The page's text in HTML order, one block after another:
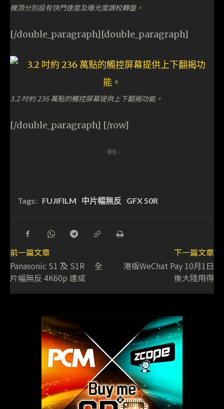
機頂分別設有快門速度及曝光度調校轉盤。
[/double_paragraph][double_paragraph]
3.2 吋約 236 萬點的觸控屏幕提供上下翻揭功能。
[/double_paragraph] [/row]
- 廣告 -
Tags: FUJIFILM 中片幅無反 GFX 50R
前一篇文章
Panasonic S1 及 S1R 全
片幅無反 4K60p 達成
下一篇文章
港版WeChat Pay 10月1日
後大陸用得